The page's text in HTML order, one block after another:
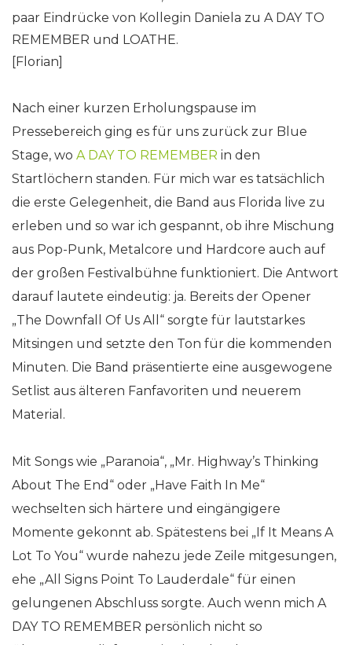
paar Eindrücke von Kollegin Daniela zu A DAY TO
REMEMBER und LOATHE.
[Florian]
Nach einer kurzen Erholungspause im
Pressebereich ging es für uns zurück zur Blue
Stage, wo A DAY TO REMEMBER in den
Startlöchern standen. Für mich war es tatsächlich
die erste Gelegenheit, die Band aus Florida live zu
erleben und so war ich gespannt, ob ihre Mischung
aus Pop-Punk, Metalcore und Hardcore auch auf
der großen Festivalbühne funktioniert. Die Antwort
darauf lautete eindeutig: ja. Bereits der Opener
„The Downfall Of Us All“ sorgte für lautstarkes
Mitsingen und setzte den Ton für die kommenden
Minuten. Die Band präsentierte eine ausgewogene
Setlist aus älteren Fanfavoriten und neuerem
Material.
Mit Songs wie „Paranoia“, „Mr. Highway’s Thinking
About The End“ oder „Have Faith In Me“
wechselten sich härtere und eingängigere
Momente gekonnt ab. Spätestens bei „If It Means A
Lot To You“ wurde nahezu jede Zeile mitgesungen,
ehe „All Signs Point To Lauderdale“ für einen
gelungenen Abschluss sorgte. Auch wenn mich A
DAY TO REMEMBER persönlich nicht so